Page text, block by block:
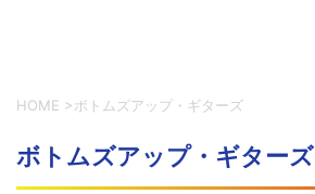
HOME >ボトムズアップ・ギターズ
ボトムズアップ・ギターズ